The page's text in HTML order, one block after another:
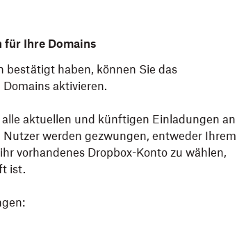
für Ihre Domains
bestätigt haben, können Sie das
aktivieren.
aktuellen und künftigen Einladungen an
werden gezwungen, entweder Ihrem
vorhandenes Dropbox-Konto zu wählen,
ist.